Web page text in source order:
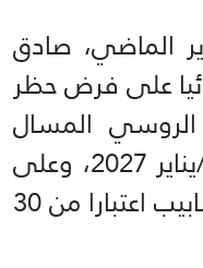
يناير الماضي، صادق
على فرض حظر
المسال
اعتبارا من 1 كانون الثاني /يناير 2027، وعلى
واردات الغاز عبر خطوط الأنابيب اعتبارا من 30